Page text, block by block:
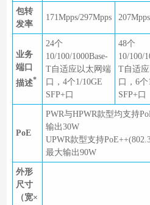
包转
发率
171Mpps/297Mpps
业务
端口
描述*
24个
10/100/1000Base-
T自适应以太网端
口，4个1/10GE
SFP+口
48个
10/100/
T自适
口，6个
SFP+口
PoE
PWR与HPWR款型均支持
输出30W
UPWR款型支持
最大输出90W
外形
尺寸
（宽×